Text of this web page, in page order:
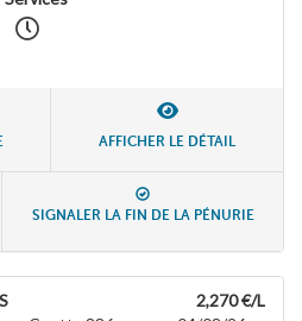
AFFICHER LE DÉTAIL
SIGNALER LA FIN DE LA PÉNURIE
2,270 €/L